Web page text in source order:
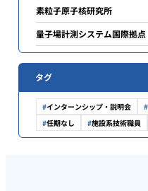
素粒子原子核研究所
量子場計測システム国際拠点
タグ
インターンシップ・説明会
任期なし
施設系技術職員